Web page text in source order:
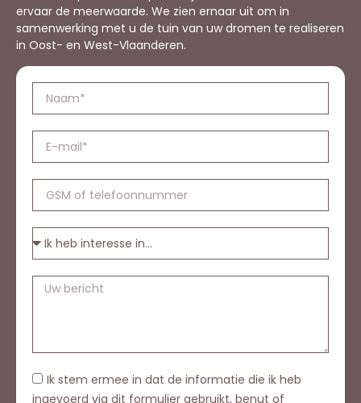
ervaar de meerwaarde. We zien ernaar uit om in
samenwerking met u de tuin van uw dromen te realiseren
in Oost- en West-Vlaanderen.
Ik stem ermee in dat de informatie die ik heb
ingevoerd via dit formulier gebruikt, benut of